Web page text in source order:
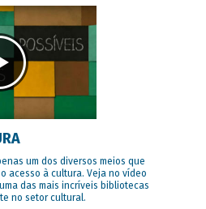
um dos diversos meios que
acesso à cultura. Veja no vídeo
das mais incríveis bibliotecas
no setor cultural.